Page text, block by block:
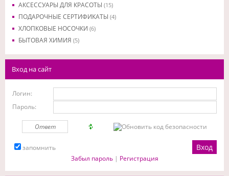
АКСЕССУАРЫ ДЛЯ КРАСОТЫ (15)
ПОДАРОЧНЫЕ СЕРТИФИКАТЫ (4)
ХЛОПКОВЫЕ НОСОЧКИ (6)
БЫТОВАЯ ХИМИЯ (5)
Вход на сайт
Логин:
Пароль:
запомнить
Забыл пароль| Регистрация